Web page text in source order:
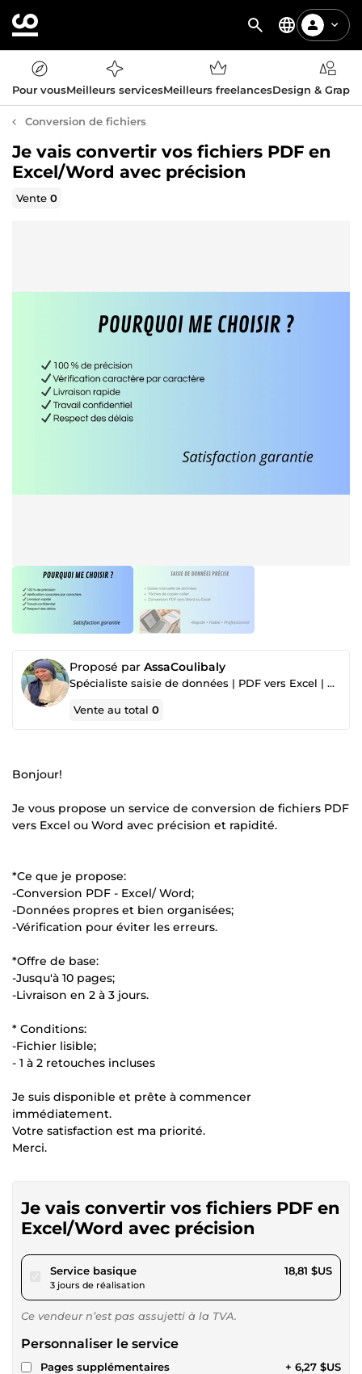
Pour vousMeilleurs servicesMeilleurs freelancesDesign &
Conversion de fichiers
Je vais convertir vos fichiers PDF en
Excel/Word avec précision
Vente0
Proposé par AssaCoulibaly
Spécialiste saisie de données | PDF vers Excel | PDF vers Word
Vente au total0
Bonjour!
Je vous propose un service de conversion de fichiers PDF
vers Excel ou Word avec précision et rapidité.
*Ce que je propose:
-Conversion PDF - Excel/ Word;
-Données propres et bien organisées;
-Vérification pour éviter les erreurs.
*Offre de base:
-Jusqu'à 10 pages;
-Livraison en 2 à 3 jours.
* Conditions:
-Fichier lisible;
- 1 à 2 retouches incluses
Je suis disponible et prête à commencer
immédiatement.
Votre satisfaction est ma priorité.
Merci.
Je vais convertir vos fichiers PDF en
Excel/Word avec précision
Service basiquepour 17,34 $US
3 jours de réalisation
18,81 $US
Ce vendeur n’est pas assujetti à la TVA.
Personnaliser le service
Pages supplémentaires + 6,27 $US